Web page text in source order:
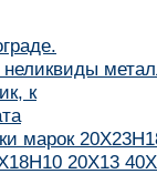
к
марок
20Х13